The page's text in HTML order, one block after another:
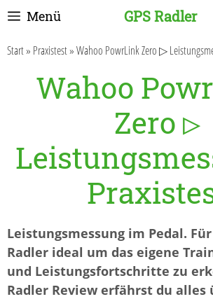
Zum
springen
GPS Radler
Menü
Start» Praxistest»Wahoo PowrLink Zero ▷
Wahoo
Zero ▷
Leistungsmessung im Pedal.
Radler ideal um das eigene
und Leistungsfortschritte zu
Radler Review erfährst du alles